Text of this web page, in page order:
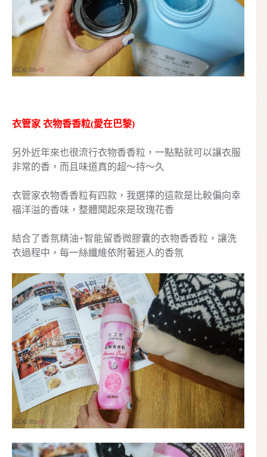
衣管家 衣物香香粒(愛在巴黎)
另外近年來也很流行衣物香香粒，一點點就可以讓衣服
非常的香，而且味道真的超～持～久
衣管家衣物香香粒有四款，我選擇的這款是比較偏向幸
福洋溢的香味，整體聞起來是玫瑰花香
結合了香氛精油+智能留香微膠囊的衣物香香粒，讓洗
衣過程中，每一絲纖維依附著迷人的香氛